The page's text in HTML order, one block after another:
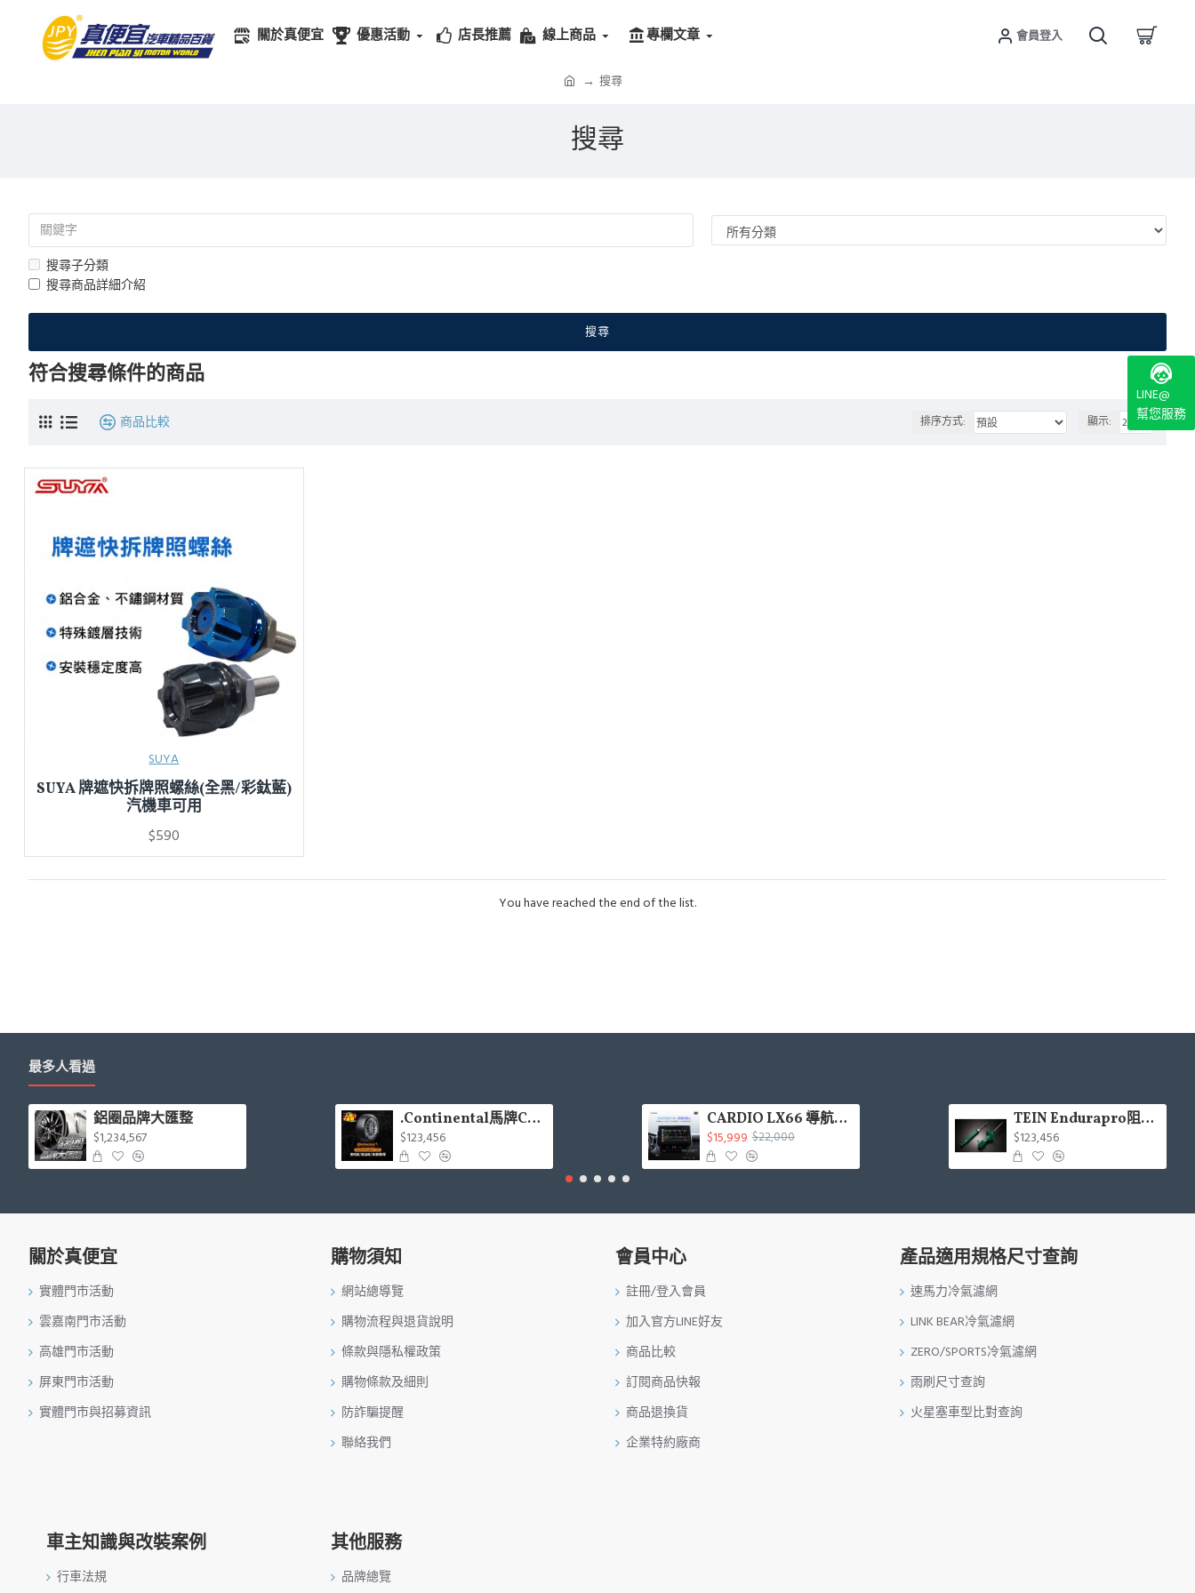
關於真便宜 優惠活動 店長推薦 線上商品 專欄文章 會員登入
搜尋
搜尋
搜尋子分類
搜尋商品詳細介紹
搜尋
符合搜尋條件的商品
商品比較 排序方式: 顯示:
SUYA
SUYA 牌遮快拆牌照螺絲(全黑/彩鈦藍)
汽機車可用
$590
You have reached the end of the list.
最多人看過
鋁圈品牌大匯整
$1,234,567
.Continental馬牌CCK輪胎特價專區
$123,456
CARDIO LX66 導航Hi-Res款安卓機 4+64G 8核(9吋/10.1吋)含安裝(面板框另計)
$15,999 $22,000
TEIN Endurapro阻尼固定式原廠型避震器適用車型一覽表
$123,456
關於真便宜
實體門市活動
雲嘉南門市活動
高雄門市活動
屏東門市活動
實體門市與招募資訊
購物須知
網站總導覽
購物流程與退貨說明
條款與隱私權政策
購物條款及細則
防詐騙提醒
聯絡我們
會員中心
註冊/登入會員
加入官方LINE好友
商品比較
訂閱商品快報
商品退換貨
企業特約廠商
產品適用規格尺寸查詢
速馬力冷氣濾網
LINK BEAR冷氣濾網
ZERO/SPORTS冷氣濾網
雨刷尺寸查詢
火星塞車型比對查詢
車主知識與改裝案例
行車法規
其他服務
品牌總覽
LINE@
幫您服務